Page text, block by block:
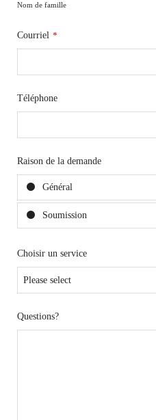
Nom de famille
Courriel *
Téléphone
Raison de la demande
Général
Soumission
Choisir un service
Questions?